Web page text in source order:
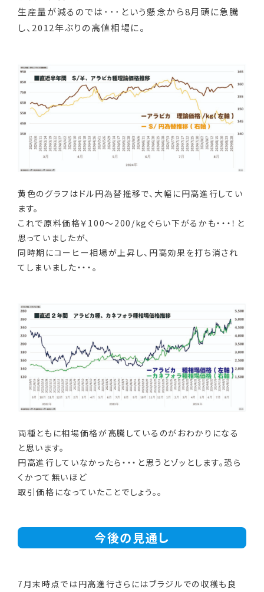
生産量が減るのでは･･･という懸念から8月頭に急騰
し、2012年ぶりの高値相場に。
黄色のグラフはドル円為替推移で、大幅に円高進行してい
ます。
これで原料価格￥100～200/kgぐらい下がるかも・・・！と
思っていましたが、
同時期にコーヒー相場が上昇し、円高効果を打ち消され
てしまいました・・・。
両種ともに相場価格が高騰しているのがおわかりになる
と思います。
円高進行していなかったら・・・と思うとゾッとします。恐ら
くかつて無いほど
取引価格になっていたことでしょう。。
今後の見通し
7月末時点では円高進行さらにはブラジルでの収穫も良